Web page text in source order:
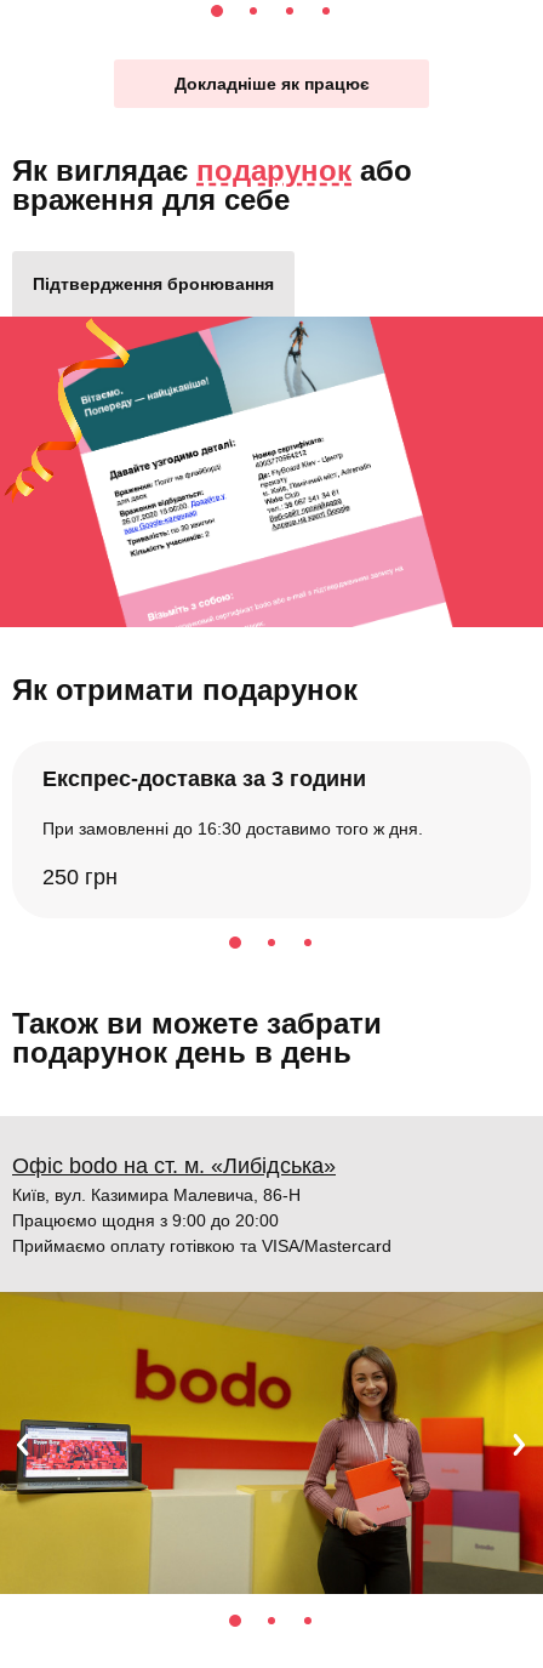
Докладніше як працює
Як виглядає подарунок або
враження для себе
Підтвердження бронювання
Як отримати подарунок
Експрес-доставка за 3 години
При замовленні до 16:30 доставимо того ж дня.
250 грн
Також ви можете забрати
подарунок день в день
Офіс bodo на ст. м. «Либідська»
Київ, вул. Казимира Малевича, 86-Н
Працюємо щодня з 9:00 до 20:00
Приймаємо оплату готівкою та VISA/Mastercard